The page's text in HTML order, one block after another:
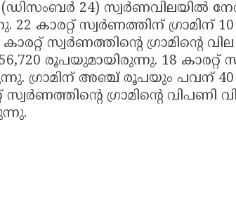
24) സ്വർണവിലയിൽ
22 കാരറ്റ് സ്വർണത്തിന്
സ്വർണത്തിന്റെ ഗ്രാമിന്റെ
രൂപയുമായിരുന്നു. 18 കാരറ്റ്
ഗ്രാമിന് അഞ്ച് രൂപയും പവന്
ഗ്രാമിന്റെ വിപണി